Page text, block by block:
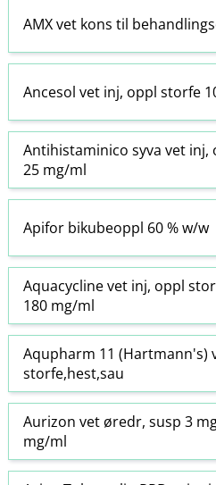
AMX vet kons til
Ancesol vet inj, oppl storfe
Antihistaminico syva vet
25 mg/ml
Apifor bikubeoppl 60 % w​/​w
Aquacycline vet inj, oppl
180 mg/ml
Aqupharm 11 (Hartmann's)
storfe,hest,sau
Aurizon vet øredr, susp 3
mg/ml